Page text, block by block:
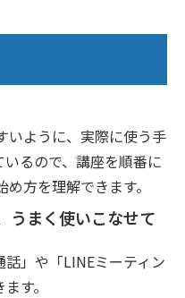
いように、実際に使う手
るので、講座を順番に
方を理解できます。
まく使いこなせて
」や「LINEミーティン
す。